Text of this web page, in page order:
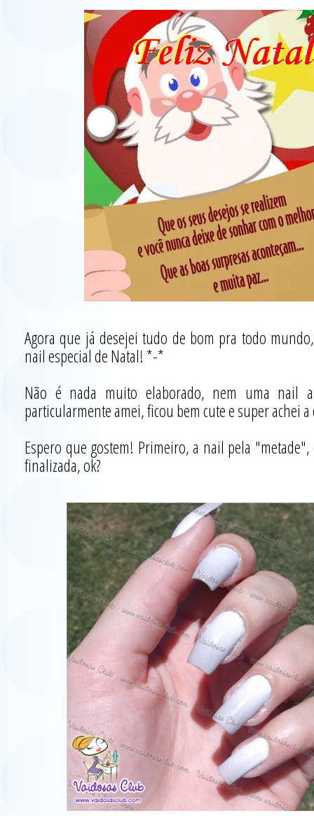
Agora que já desejei tudo de bom pra todo
nail especial de Natal! *-*
Não é nada muito elaborado, nem uma nail
particularmente amei, ficou bem cute e super achei
Espero que gostem! Primeiro, a nail pela
finalizada, ok?